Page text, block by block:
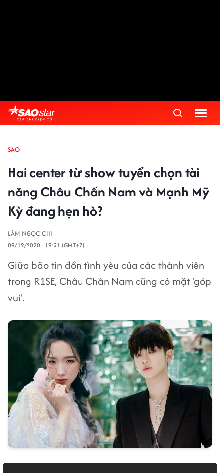
SAO
Hai center từ show tuyển chọn tài
năng Châu Chấn Nam và Mạnh Mỹ
Kỳ đang hẹn hò?
LÂM NGỌC CHI
09/12/2020 - 19:31 (GMT+7)
Giữa bão tin đồn tình yêu của các thành viên
trong R1SE, Châu Chấn Nam cũng có mặt 'góp
vui'.